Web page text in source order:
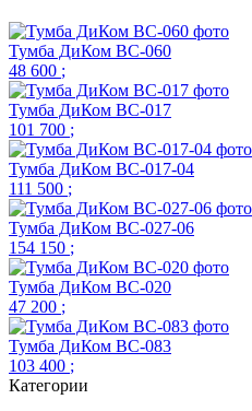
Тумба ДиКом ВС-060
48 600 ;
Тумба ДиКом ВС-017
101 700 ;
Тумба ДиКом ВС-017-04
111 500 ;
Тумба ДиКом ВС-027-06
154 150 ;
Тумба ДиКом ВС-020
47 200 ;
Тумба ДиКом ВС-083
103 400 ;
Категории